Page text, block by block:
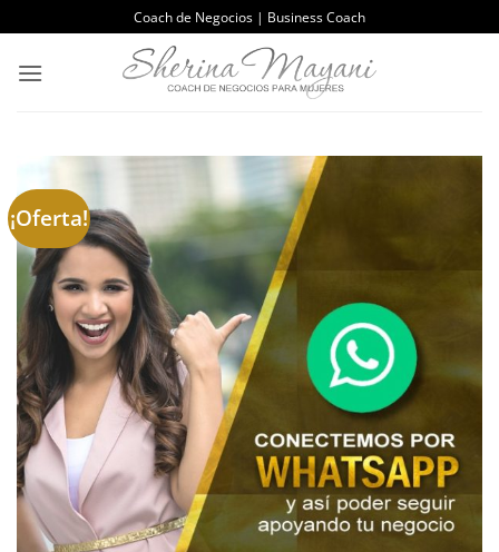
al
contenido
Coach de Negocios | Business Coach
¡Oferta!